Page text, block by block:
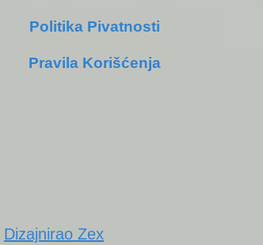
Politika Pivatnosti
Pravila Korišćenja
Dizajnirao Zex